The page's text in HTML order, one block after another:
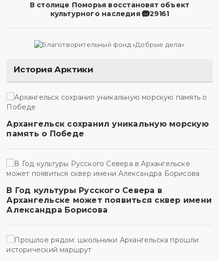
В столице Поморья восстановят объект
культурного наследия
29161
История Арктики
Архангельск сохранил уникальную морскую
память о Победе
В Год культуры Русского Севера в
Архангельске может появиться сквер имени
Александра Борисова